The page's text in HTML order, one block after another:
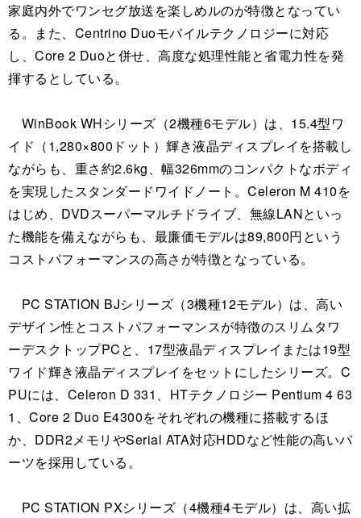
家庭内外でワンセグ放送を楽しめルのが特徴となってい
る。また、Centrino Duoモバイルテクノロジーに対応
し、Core 2 Duoと併せ、高度な処理性能と省電力性を発
揮するとしている。
WinBook WHシリーズ（2機種6モデル）は、15.4型ワ
イド（1,280×800ドット）輝き液晶ディスプレイを搭載し
ながらも、重さ約2.6kg、幅326mmのコンパクトなボディ
を実現したスタンダードワイドノート。Celeron M 410を
はじめ、DVDスーパーマルチドライブ、無線LANといっ
た機能を備えながらも、最廉価モデルは89,800円という
コストパフォーマンスの高さが特徴となっている。
PC STATION BJシリーズ（3機種12モデル）は、高い
デザイン性とコストパフォーマンスが特徴のスリムタワ
ーデスクトップPCと、17型液晶ディスプレイまたは19型
ワイド輝き液晶ディスプレイをセットにしたシリーズ。C
PUには、Celeron D 331、HTテクノロジー Pentium 4 63
1、Core 2 Duo E4300をそれぞれの機種に搭載するほ
か、DDR2メモリやSerial ATA対応HDDなど性能の高いパ
ーツを採用している。
PC STATION PXシリーズ（4機種4モデル）は、高い拡